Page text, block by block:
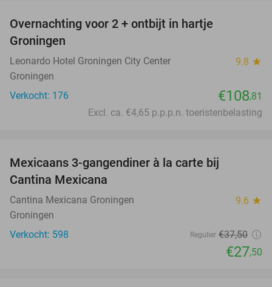
Overnachting voor 2 + ontbijt in hartje
Groningen
Leonardo Hotel Groningen City Center 9.8 star
Groningen
Verkocht: 176
€108,81
Excl. ca. €4,65 p.p.p.n. toeristenbelasting
Mexicaans 3-gangendiner à la carte bij
Cantina Mexicana
Cantina Mexicana Groningen 9.6 star
Groningen
Verkocht: 598
Regulier €37,50
€27,50